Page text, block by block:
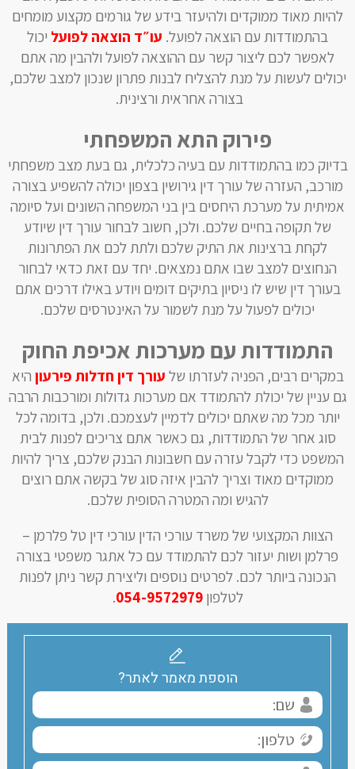
להיות מאוד ממוקדים ולהיעזר בידע של גורמים מקצוע מומחים
בהתמודדות עם הוצאה לפועל. עו״ד הוצאה לפועל ‏יכול
לאפשר לכם ליצור קשר עם ההוצאה לפועל ולהבין ‏מה אתם
יכולים לעשות על מנת להצליח לבנות פתרון שנכון למצב שלכם,
בצורה אחראית ורצינית.
פירוק התא המשפחתי
‏בדיוק כמו בהתמודדות עם בעיה כלכלית, גם בעת מצב משפחתי
מורכב, העזרה של ‏עורך דין גירושין בצפון יכולה להשפיע בצורה
אמיתית על ‏מערכת היחסים בין בני המשפחה השונים ועל סיומה
של תקופה בחיים שלכם. ולכן, חשוב לבחור עורך דין שיודע
לקחת ברצינות את התיק שלכם ולתת לכם את הפתרונות
הנחוצים למצב שבו אתם נמצאים. יחד עם זאת כדאי לבחור
בעורך דין שיש לו ניסיון בתיקים דומים ויודע באילו דרכים אתם
יכולים לפעול על מנת לשמור על האינטרסים שלכם.
התמודדות עם מערכות אכיפת החוק
‏במקרים רבים, הפניה לעזרתו של עורך דין חדלות פירעון היא
גם עניין של יכולת להתמודד ‏אם מערכות גדולות ומורכבות הרבה
יותר מכל מה שאתם יכולים לדמיין לעצמכם. ולכן, בדומה לכל
סוג אחר של התמודדות, גם כאשר אתם צריכים לפנות לבית
המשפט כדי לקבל עזרה עם חשבונות הבנק שלכם, צריך להיות
ממוקדים מאוד וצריך להבין איזה סוג של בקשה אתם רוצים
להגיש ומה המטרה הסופית שלכם.
‏הצוות המקצועי של משרד עורכי הדין עורכי דין טל פלרמן –
פרלמן ושות יעזור לכם ‏להתמודד עם כל אתגר משפטי בצורה
הנכונה ביותר לכם. ‏לפרטים נוספים וליצירת קשר ניתן לפנות
לטלפון054-9572979
.
הוספת מאמר לאתר?